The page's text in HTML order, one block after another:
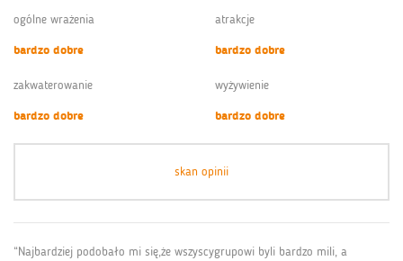
ogólne wrażenia
bardzo dobre
atrakcje
bardzo dobre
zakwaterowanie
bardzo dobre
wyżywienie
bardzo dobre
skan opinii
“Najbardziej podobało mi się,że wszyscygrupowi byli bardzo mili, a